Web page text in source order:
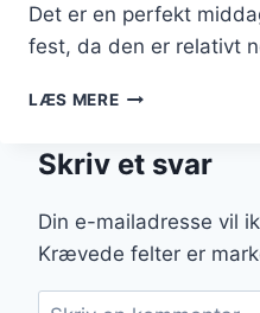
Det er en perfekt
fest, da den er relativt
LÆS MEREKYLLING
MED
Skriv et svar
Din e-mailadresse vil
Krævede felter er